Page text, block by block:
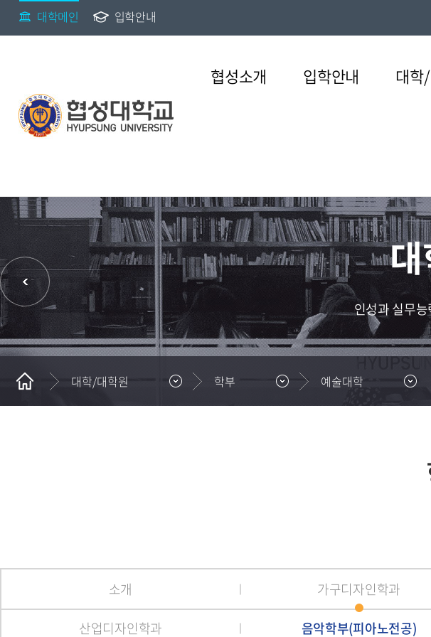
대학메인 입학안내
협성소개
Introduce hyupsung university
e총장실
총장인사말
총장약력
총장동정
이념과비전
창학이념
교육방침
협성 VISOIN 2026
협성의발자취
입학안내
Introduce hyupsung university
대학입학
정시모집
수시모집
편입학모집
입시도우미
학교정보
일반대학원
산업안전보건학과(계약학과)
대학
Introduce hyupsung university
학부
웨슬리대학
인문사회과학대학
경영대학
예술대학
자율전공학부
대학원
웨슬리신학대학원
사회복지대학원
산업안전보건학과(계약학과)
Introduce hyupsung university
수업정보
학사일정
교육과정
수강신청
학점교류
교직
전공
일반부전공
일반복수전공
융복합 트랙
마이크로디그리
Introduce hyupsung university
학생활동
학생자치회
학생생활상담
성희롱성폭력상담
병무
학생활동 지도 및 재정비
등록,장학,경력개발
등록금납부
장학제도
창융 비교과,학생역량,e-
포트폴리오
창융취창업지원
기관
교육혁신원
도서관
대외교류팀
취창업지원팀
Introduce hyupsung university
통합공지
행사안내
협성소식
입찰/채용공고
교육수요자 만족도 커
Introduce hyupsung university
공개
정보공개제도안내
자체평가
대학평의원회
생명윤리위원회
정책정보
개인정보 내부관리지침
정보공시
대학정보공시
인성과 실무
대학/대학원 학부 예술대학
소개 가구디자인학과
산업디자인학과 음악학부(피아노전공)